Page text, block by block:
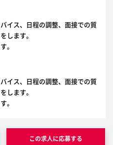
イス、日程の調整、面接での質
します。
。
イス、日程の調整、面接での質
します。
。
この求人に応募する